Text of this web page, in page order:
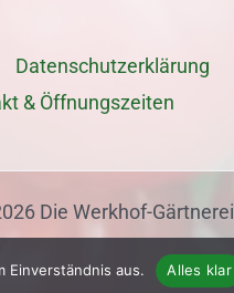
Datenschutz­erklärung
& Öffnungszeiten
Die Werkhof-Gärtnerei
Einverständnis aus. Alles klar